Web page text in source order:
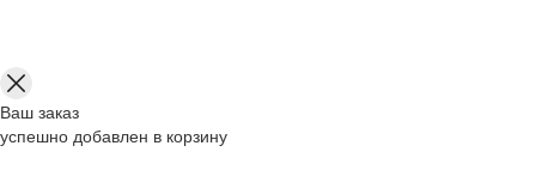
Ваш заказ
успешно добавлен в корзину